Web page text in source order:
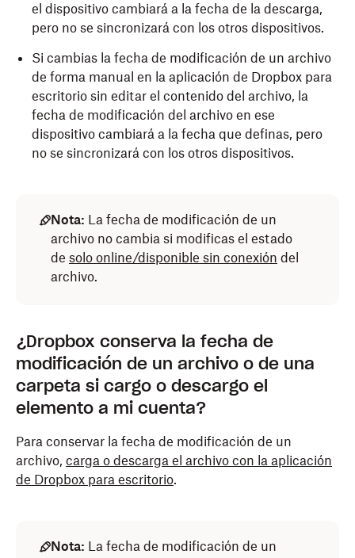
el dispositivo cambiará a la fecha de la descarga,
pero no se sincronizará con los otros dispositivos.
Si cambias la fecha de modificación de un archivo
de forma manual en la aplicación de Dropbox para
escritorio sin editar el contenido del archivo, la
fecha de modificación del archivo en ese
dispositivo cambiará a la fecha que definas, pero
no se sincronizará con los otros dispositivos.
Nota: La fecha de modificación de un
archivo no cambia si modificas el estado
de solo online/disponible sin conexión del
archivo.
¿Dropbox conserva la fecha de
modificación de un archivo o de una
carpeta si cargo o descargo el
elemento a mi cuenta?
Para conservar la fecha de modificación de un
archivo, carga o descarga el archivo con la aplicación
de Dropbox para escritorio.
Nota: La fecha de modificación de un